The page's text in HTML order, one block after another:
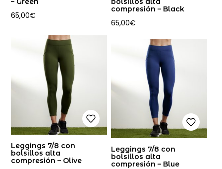
65,00€
compresión – Black
65,00€
Leggings 7/8 con
bolsillos alta
compresión – Olive
Leggings 7/8 con
bolsillos alta
compresión – Blue